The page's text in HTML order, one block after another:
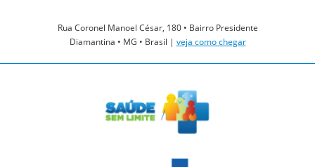
Rua Coronel Manoel César, 180 • Bairro Presidente
Diamantina • MG • Brasil | veja como chegar